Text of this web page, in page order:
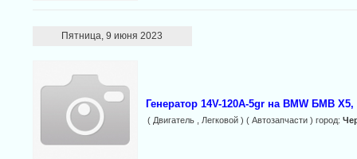
Пятница, 9 июня 2023
Генератор 14V-120A-5gr на BMW БМВ
( Двигатель , Легковой ) ( Автозапчасти ) город: